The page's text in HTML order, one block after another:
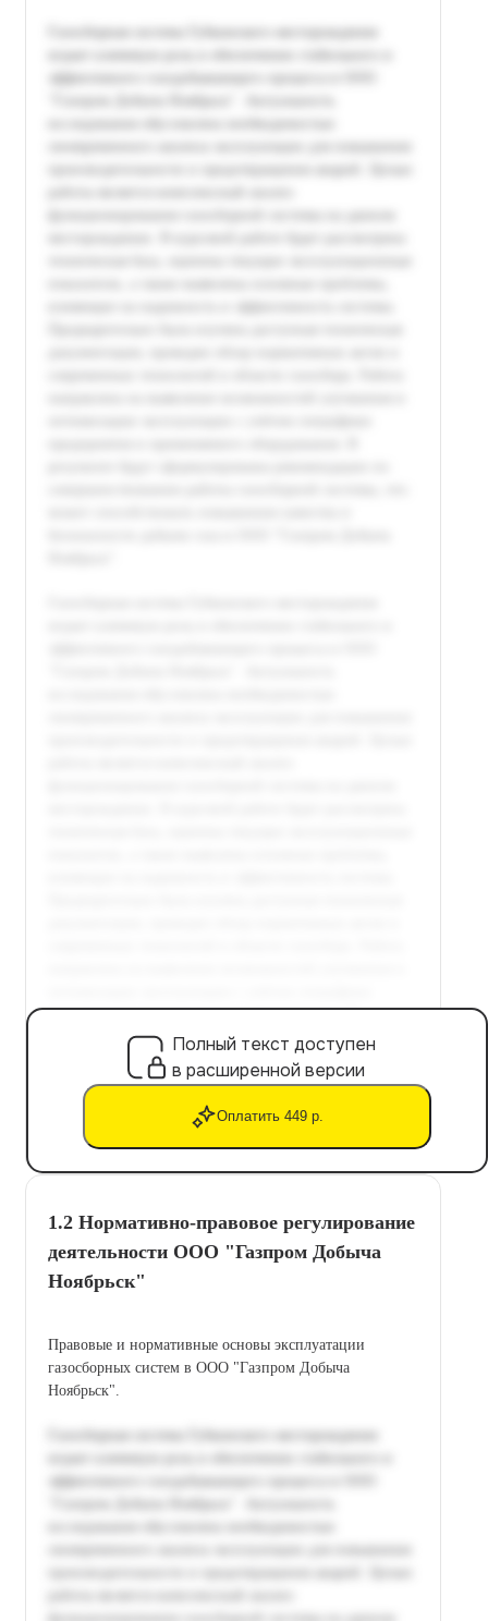
Полный текст доступен
в расширенной версии
Оплатить 449 р.
1.2 Нормативно-правовое регулирование
деятельности ООО "Газпром Добыча
Ноябрьск"
Правовые и нормативные основы эксплуатации
газосборных систем в ООО "Газпром Добыча
Ноябрьск".